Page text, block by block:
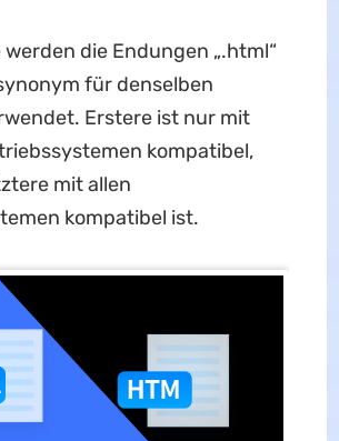
die Endungen „.html“
für denselben
Erstere ist nur mit
kompatibel,
mit allen
kompatibel ist.